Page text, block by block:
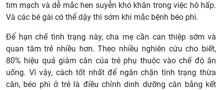
tim mạch và dễ mắc hen suyễn khó khăn trong việc hô hấp.
Và các bé gái có thể dậy thì sớm khi mắc bệnh béo phì.
Để hạn chế tình trạng này, cha mẹ cần can thiệp sớm và
quan tâm trẻ nhiều hơn. Theo nhiều nghiên cứu cho biết,
80% hiệu quả giảm cân của trẻ phụ thuộc vào chế độ ăn
uống. Vì vậy, cách tốt nhất để ngăn chặn tình trạng thừa
cân, béo phì ở trẻ là điều chỉnh dinh dưỡng cân bằng kết